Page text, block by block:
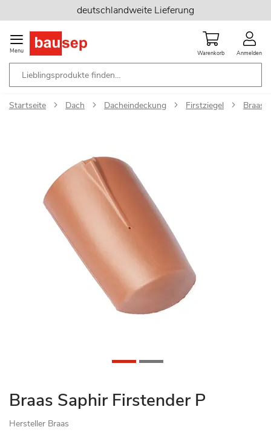
Inhalt
springen
deutschlandweite Lieferung
Menu Warenkorb Anmelden
Startseite Dach Dacheindeckung Firstziegel Braas
Zum
Anfang
der
Braas Saphir Firstender P
Hersteller Braas